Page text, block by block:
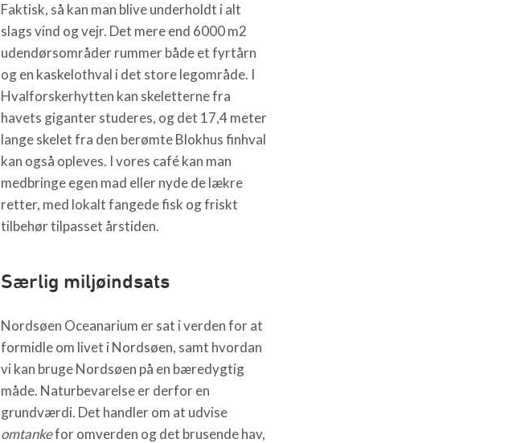
Faktisk, så kan man blive underholdt i alt
slags vind og vejr. Det mere end 6000 m2
udendørsområder rummer både et fyrtårn
og en kaskelothval i det store legområde. I
Hvalforskerhytten kan skeletterne fra
havets giganter studeres, og det 17,4 meter
lange skelet fra den berømte Blokhus finhval
kan også opleves. I vores café kan man
medbringe egen mad eller nyde de lækre
retter, med lokalt fangede fisk og friskt
tilbehør tilpasset årstiden.
Særlig miljøindsats
Nordsøen Oceanarium er sat i verden for at
formidle om livet i Nordsøen, samt hvordan
vi kan bruge Nordsøen på en bæredygtig
måde. Naturbevarelse er derfor en
grundværdi. Det handler om at udvise
omtankefor omverden og det brusende hav,